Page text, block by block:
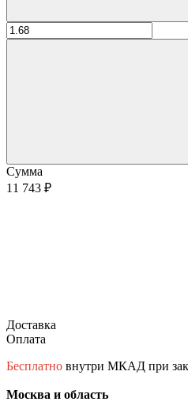
Сумма
11 743 ₽
Доставка
Оплата
Бесплатно внутри МКАД при
Москва и область